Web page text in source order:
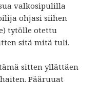
valkosipulilla
ohjasi siihen
tytölle otettu
sitä mitä tuli.
sitten yllättäen
Pääruuat